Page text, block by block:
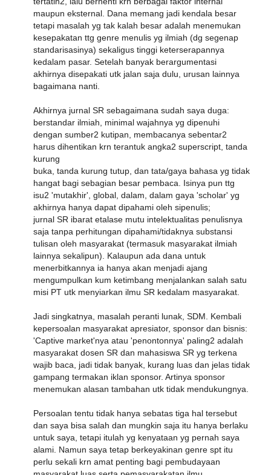
maupun eksternal. Dana memang jadi kendala besar
tetapi masalah yg tak kalah besar adalah menemukan
kesepakatan ttg genre menulis yg ilmiah (dg segenap
standarisasinya) sekaligus tinggi keterserapannya
kedalam pasar. Setelah banyak berargumentasi
akhirnya disepakati utk jalan saja dulu, urusan lainnya
bagaimana nanti.
Akhirnya jurnal SR sebagaimana sudah saya duga:
berstandar ilmiah, minimal wajahnya yg dipenuhi
dengan sumber2 kutipan, membacanya sebentar2
harus dihentikan krn terantuk angka2 superscript, tanda
kurung
buka, tanda kurung tutup, dan tata/gaya bahasa yg tidak
hangat bagi sebagian besar pembaca. Isinya pun ttg
isu2 'mutakhir', global, dalam, dalam gaya 'scholar' yg
akhirnya hanya dapat dipahami oleh sipenulis;
jurnal SR ibarat etalase mutu intelektualitas penulisnya
saja tanpa perhitungan dipahami/tidaknya substansi
tulisan oleh masyarakat (termasuk masyarakat ilmiah
lainnya sekalipun). Kalaupun ada dana untuk
menerbitkannya ia hanya akan menjadi ajang
mengumpulkan kum ketimbang menjalankan salah satu
misi PT utk menyiarkan ilmu SR kedalam masyarakat.
Jadi singkatnya, masalah peranti lunak, SDM. Kembali
kepersoalan masyarakat apresiator, sponsor dan bisnis:
'Captive market'nya atau 'penontonnya' paling2 adalah
masyarakat dosen SR dan mahasiswa SR yg terkena
wajib baca, jadi tidak banyak, kurang luas dan jelas tidak
gampang termakan iklan sponsor. Artinya sponsor
menemukan alasan tambahan utk tidak mendukungnya.
Persoalan tentu tidak hanya sebatas tiga hal tersebut
dan saya bisa salah dan mungkin saja itu hanya berlaku
untuk saya, tetapi itulah yg kenyataan yg pernah saya
alami. Namun saya tetap berkeyakinan genre spt itu
perlu sekali krn amat penting bagi pembudayaan